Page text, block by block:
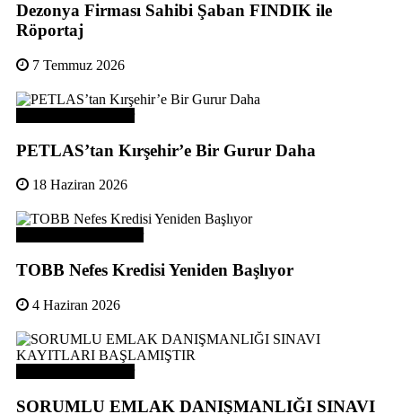
Dezonya Firması Sahibi Şaban FINDIK ile
Röportaj
7 Temmuz 2026
PETLAS’tan Kırşehir’e Bir Gurur Daha
18 Haziran 2026
TOBB Nefes Kredisi Yeniden Başlıyor
4 Haziran 2026
SORUMLU EMLAK DANIŞMANLIĞI SINAVI